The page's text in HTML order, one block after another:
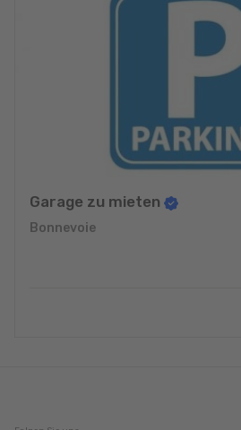
Garage zu mieten
Bonnevoie